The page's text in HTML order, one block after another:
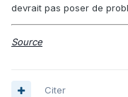
devrait pas poser de
Source
Citer